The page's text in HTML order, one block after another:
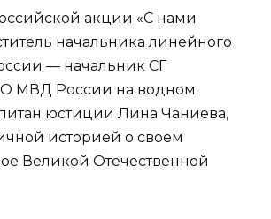
акции «С нами
начальника линейного
— начальник СГ
МВД России на водном
юстиции Лина Чаниева,
историей о своем
Великой Отечественной